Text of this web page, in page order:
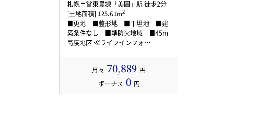
札幌市営東豊線「美園」駅 徒歩2分
[土地面積] 125.61m2
■更地 ■整形地 ■平坦地 ■建
築条件なし ■準防火地域 ■45m
高度地区 ≪ライフインフォ…
月々 70,889 円
ボーナス 0 円